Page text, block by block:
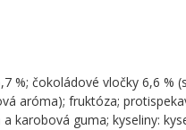
%; čokoládové vločky 6,6 %
aróma); fruktóza;
karobová guma; kyseliny: